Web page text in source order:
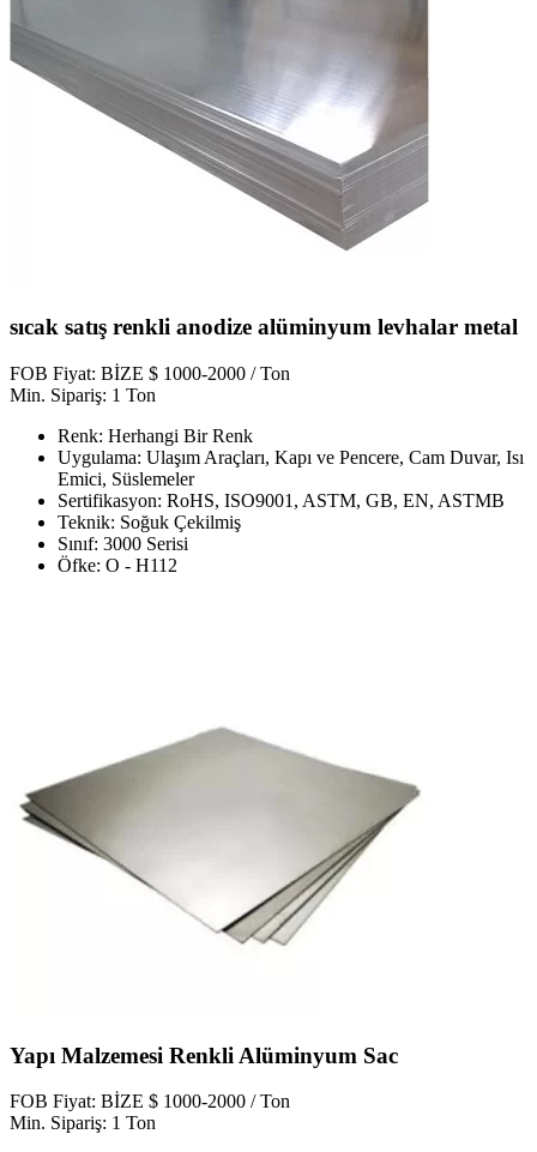
sıcak satış renkli anodize alüminyum levhalar metal
FOB Fiyat: BİZE $ 1000-2000 / Ton
Min. Sipariş: 1 Ton
Renk: Herhangi Bir Renk
Uygulama: Ulaşım Araçları, Kapı ve Pencere, Cam Duvar, Isı
Emici, Süslemeler
Sertifikasyon: RoHS, ISO9001, ASTM, GB, EN, ASTMB
Teknik: Soğuk Çekilmiş
Sınıf: 3000 Serisi
Öfke: O - H112
Yapı Malzemesi Renkli Alüminyum Sac
FOB Fiyat: BİZE $ 1000-2000 / Ton
Min. Sipariş: 1 Ton